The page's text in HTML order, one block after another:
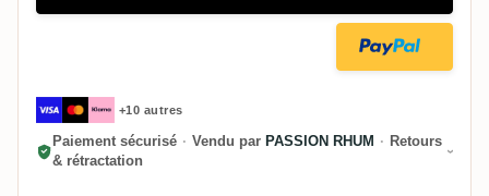
+10 autres
Paiement sécurisé · Vendu par PASSION RHUM · Retours
& rétractation